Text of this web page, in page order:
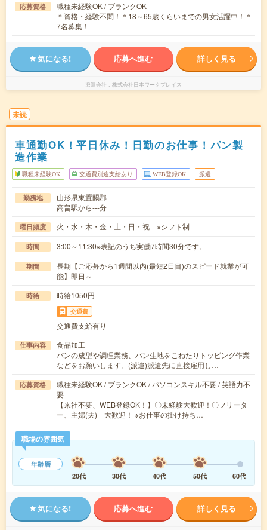
応募資格
職種未経験OK / ブランクOK
＊資格・経験不問！＊18～65歳くらいまでの男女活躍中！＊
7名募集！
気になる! 応募へ進む 詳しく見る
派遣会社 株式会社日本ワークプレイス
未読
車通勤OK！平日休み！日勤のお仕事！パン製
造作業
職種未経験OK 交通費別途支給あり WEB登録OK 派遣
勤務地
山形県東置賜郡
高畠駅から---分
曜日頻度 火・水・木・金・土・日・祝 ※シフト制
時間 3:00～11:30※表記のうち実働7時間30分です。
期間
長期【ご応募から1週間以内(最短2日目)のスピード就業が可
能】即日～
時給 時給1050円
交通費
交通費支給有り
仕事内容
食品加工
パンの成型や調理業務、パン生地をこねたりトッピング作業
などをお願いします。(派遣)派遣先に直接雇用し…
応募資格
職種未経験OK / ブランクOK / パソコンスキル不要 / 英語力不
要
【来社不要、WEB登録OK！】〇未経験大歓迎！〇フリータ
ー、主婦(夫) 大歓迎！ ※お仕事の掛け持ち…
職場の雰囲気
年齢層
20代
30代 40代 50代 60代
気になる! 応募へ進む 詳しく見る